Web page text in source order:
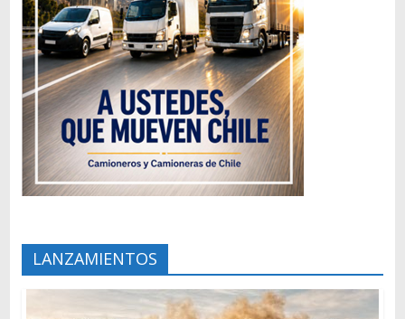
LANZAMIENTOS